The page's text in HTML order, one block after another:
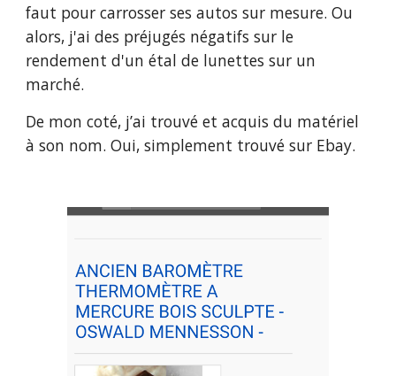
faut pour carrosser ses autos sur mesure. Ou
alors, j'ai des préjugés négatifs sur le
rendement d'un étal de lunettes sur un
marché.
De mon coté, j’ai trouvé et acquis du matériel
à son nom. Oui, simplement trouvé sur Ebay.